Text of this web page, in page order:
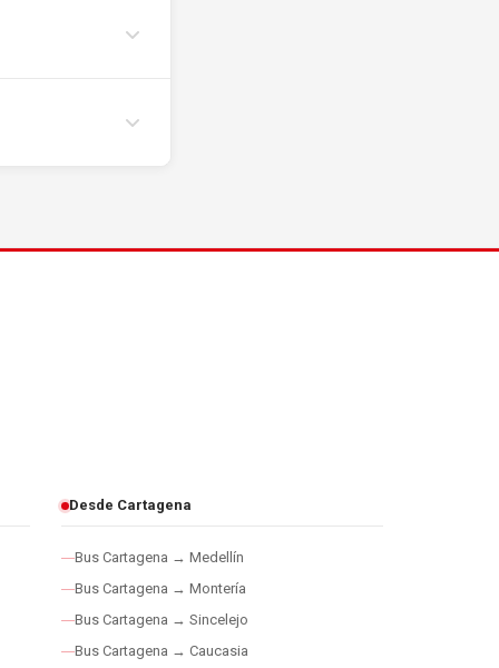
Desde Cartagena
Bus Cartagena → Medellín
Bus Cartagena → Montería
Bus Cartagena → Sincelejo
Bus Cartagena → Caucasia